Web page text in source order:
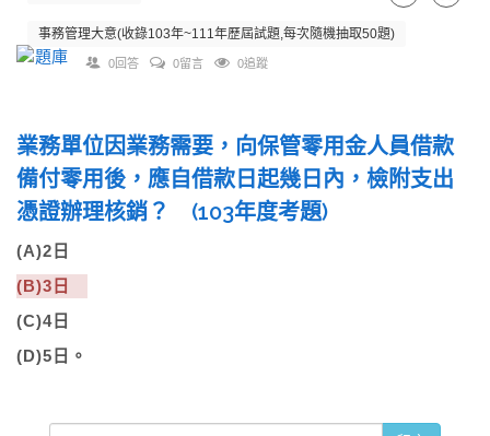
事務管理大意(收錄103年~111年歷屆試題,每次隨機抽取50題)
0回答 0留言 0追蹤
業務單位因業務需要，向保管零用金人員借款
備付零用後，應自借款日起幾日內，檢附支出
憑證辦理核銷？ (103年度考題)
(A)2日
(B)3日
(C)4日
(D)5日。